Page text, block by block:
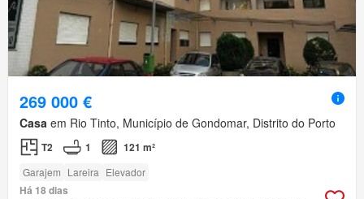
269 000 €
Casa em Rio Tinto, Município de Gondomar, Distrito do Porto
T2 1 121 m²
Garajem Lareira Elevador
Há 18 dias